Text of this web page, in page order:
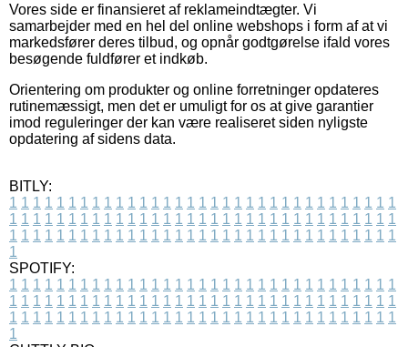
Vores side er finansieret af reklameindtægter. Vi
samarbejder med en hel del online webshops i form af at vi
markedsfører deres tilbud, og opnår godtgørelse ifald vores
besøgende fuldfører et indkøb.
Orientering om produkter og online forretninger opdateres
rutinemæssigt, men det er umuligt for os at give garantier
imod reguleringer der kan være realiseret siden nyligste
opdatering af sidens data.
BITLY:
1 1 1 1 1 1 1 1 1 1 1 1 1 1 1 1 1 1 1 1 1 1 1 1 1 1 1 1 1 1 1 1 1
1 1 1 1 1 1 1 1 1 1 1 1 1 1 1 1 1 1 1 1 1 1 1 1 1 1 1 1 1 1 1 1 1
1 1 1 1 1 1 1 1 1 1 1 1 1 1 1 1 1 1 1 1 1 1 1 1 1 1 1 1 1 1 1 1 1
1
SPOTIFY:
1 1 1 1 1 1 1 1 1 1 1 1 1 1 1 1 1 1 1 1 1 1 1 1 1 1 1 1 1 1 1 1 1
1 1 1 1 1 1 1 1 1 1 1 1 1 1 1 1 1 1 1 1 1 1 1 1 1 1 1 1 1 1 1 1 1
1 1 1 1 1 1 1 1 1 1 1 1 1 1 1 1 1 1 1 1 1 1 1 1 1 1 1 1 1 1 1 1 1
1